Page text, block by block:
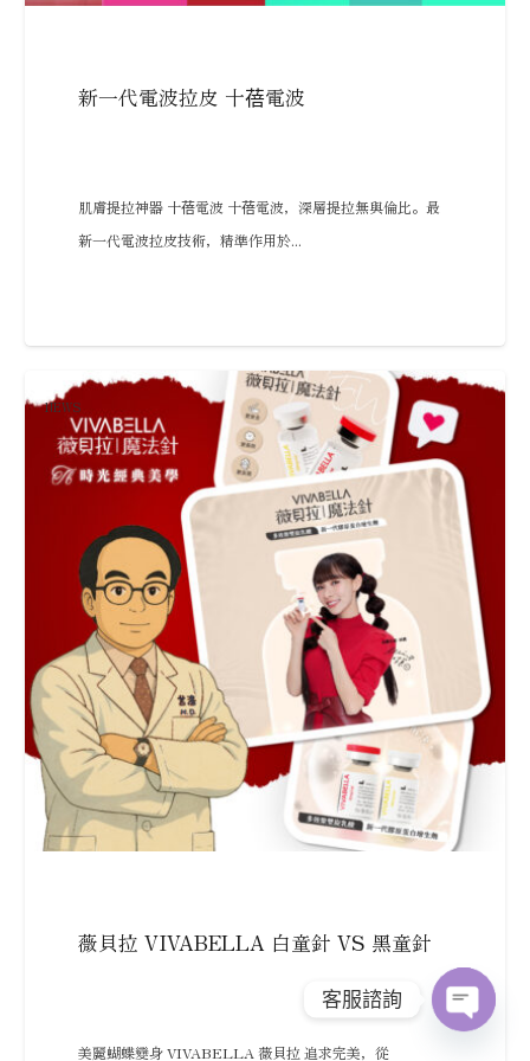
新一代電波拉皮 十蓓電波
肌膚提拉神器 十蓓電波 十蓓電波，深層提拉無與倫比。最
新一代電波拉皮技術，精準作用於...
NEWS
薇貝拉 VIVABELLA 白童針 VS 黑童針
美麗蝴蝶變身 VIVABELLA 薇貝拉 追求完美，從
客服諮詢